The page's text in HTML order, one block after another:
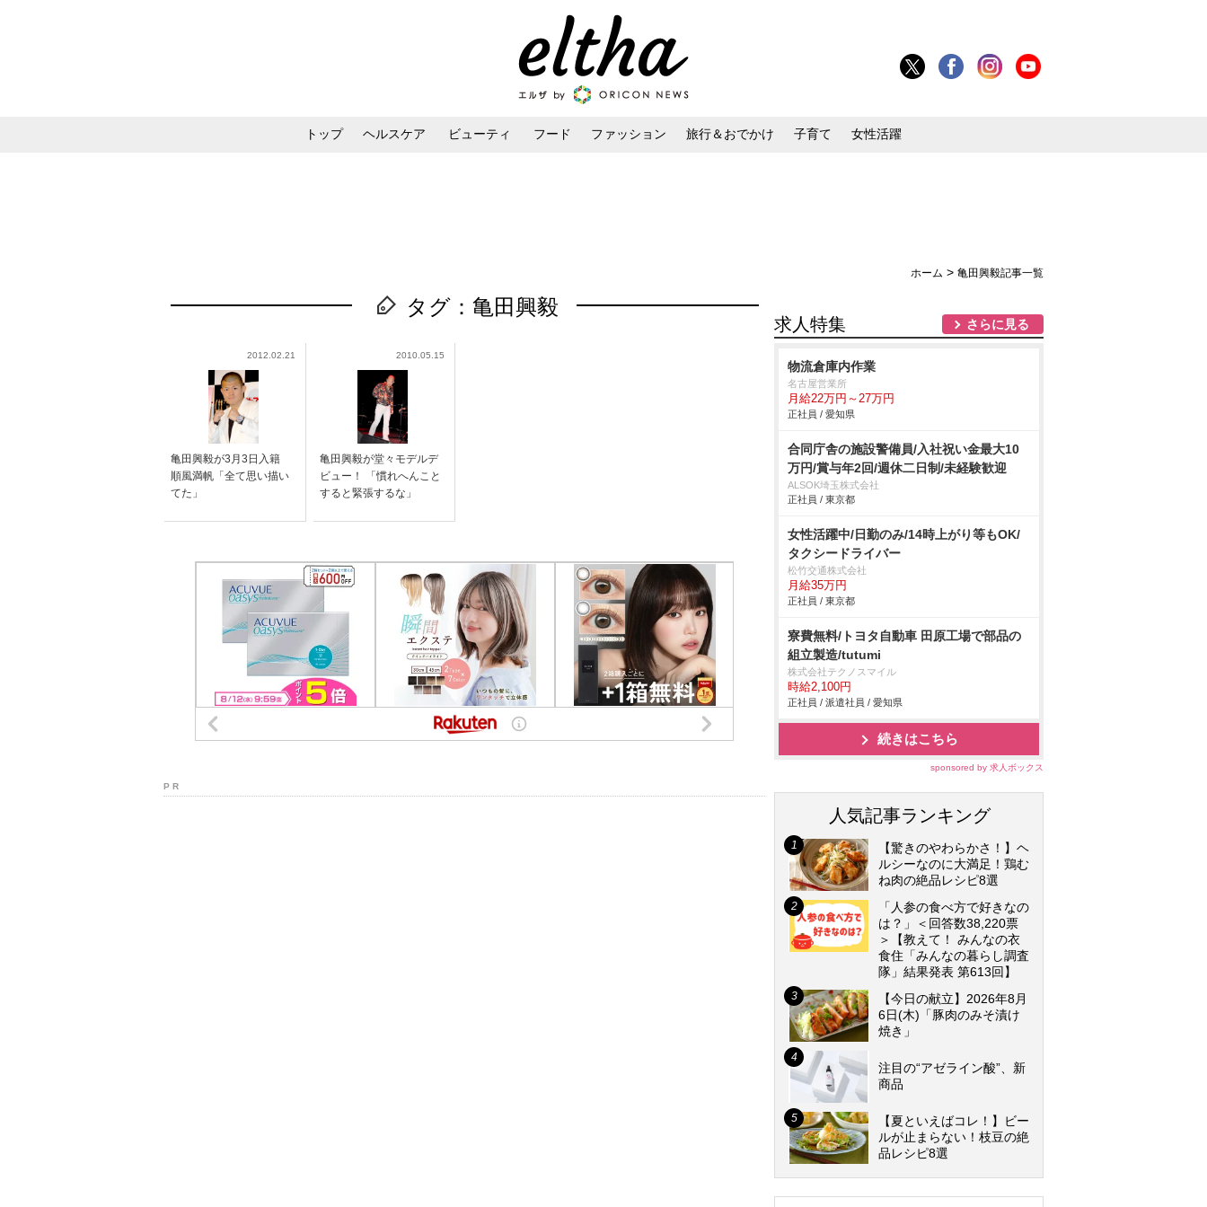
トップ ヘルスケア ビューティ フード ファッション 旅行＆おでかけ 子育て 女性活躍
ホーム > 亀田興毅記事一覧
タグ：亀田興毅
2012.02.21
亀田興毅が3月3日入籍
順風満帆「全て思い描い
てた」
2010.05.15
亀田興毅が堂々モデルデ
ビュー！ 「慣れへんこと
すると緊張するな」
P R
求人特集 さらに見る
物流倉庫内作業
名古屋営業所
月給22万円～27万円
正社員 / 愛知県
合同庁舎の施設警備員/入社祝い金最大10
万円/賞与年2回/週休二日制/未経験歓迎
ALSOK埼玉株式会社
正社員 / 東京都
女性活躍中/日勤のみ/14時上がり等もOK/
タクシードライバー
松竹交通株式会社
月給35万円
正社員 / 東京都
寮費無料/トヨタ自動車 田原工場で部品の
組立製造/tutumi
株式会社テクノスマイル
時給2,100円
正社員 / 派遣社員 / 愛知県
続きはこちら
sponsored by 求人ボックス
人気記事ランキング
【驚きのやわらかさ！】ヘ
ルシーなのに大満足！鶏む
ね肉の絶品レシピ8選
「人参の食べ方で好きなの
は？」＜回答数38,220票
＞【教えて！ みんなの衣
食住「みんなの暮らし調査
隊」結果発表 第613回】
【今日の献立】2026年8月
6日(木)「豚肉のみそ漬け
焼き」
注目の“アゼライン酸”、新
商品
【夏といえばコレ！】ビー
ルが止まらない！枝豆の絶
品レシピ8選